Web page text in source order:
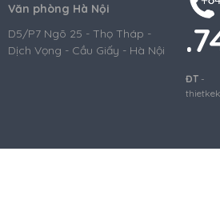
Văn phòng Hà Nội
D5/P7 Ngõ 25 - Thọ Tháp -
Dịch Vọng - Cầu Giấy - Hà Nội
ĐT-